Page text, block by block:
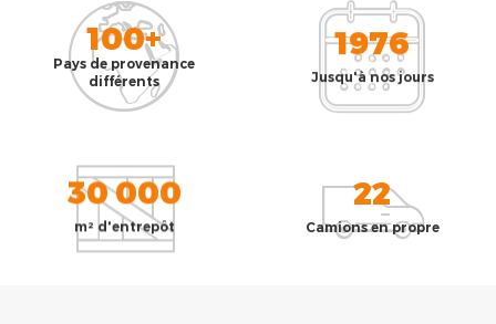
100+
Pays de provenance
différents
1976
Jusqu'à nos jours
30 000
m² d'entrepôt
22
Camions en propre